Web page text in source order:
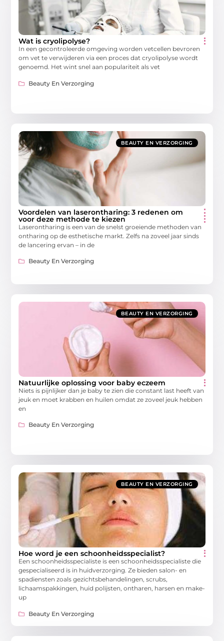
Wat is cryolipolyse?
In een gecontroleerde omgeving worden vetcellen bevroren
om vet te verwijderen via een proces dat cryolipolyse wordt
genoemd. Het wint snel aan populariteit als vet
Beauty En Verzorging
BEAUTY EN VERZORGING
Voordelen van laserontharing: 3 redenen om
voor deze methode te kiezen
Laserontharing is een van de snelst groeiende methoden van
ontharing op de esthetische markt. Zelfs na zoveel jaar sinds
de lancering ervan – in de
Beauty En Verzorging
BEAUTY EN VERZORGING
Natuurlijke oplossing voor baby eczeem
Niets is pijnlijker dan je baby te zien die constant last heeft van
jeuk en moet krabben en huilen omdat ze zoveel jeuk hebben
en
Beauty En Verzorging
BEAUTY EN VERZORGING
Hoe word je een schoonheidsspecialist?
Een schoonheidsspecialiste is een schoonheidsspecialiste die
gespecialiseerd is in huidverzorging. Ze bieden salon- en
spadiensten zoals gezichtsbehandelingen, scrubs,
lichaamspakkingen, huid polijsten, ontharen, harsen en make-
up
Beauty En Verzorging